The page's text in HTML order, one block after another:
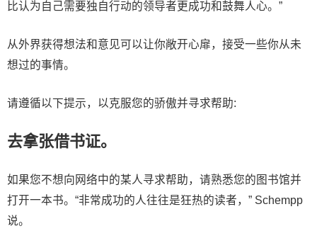
比认为自己需要独自行动的领导者更成功和鼓舞人心。”
从外界获得想法和意见可以让你敞开心扉，接受一些你从未
想过的事情。
请遵循以下提示，以克服您的骄傲并寻求帮助:
去拿张借书证。
如果您不想向网络中的某人寻求帮助，请熟悉您的图书馆并
打开一本书。“非常成功的人往往是狂热的读者，” Schempp
说。